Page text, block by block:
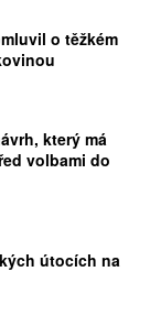
o těžkém
který má
volbami do
útocích na